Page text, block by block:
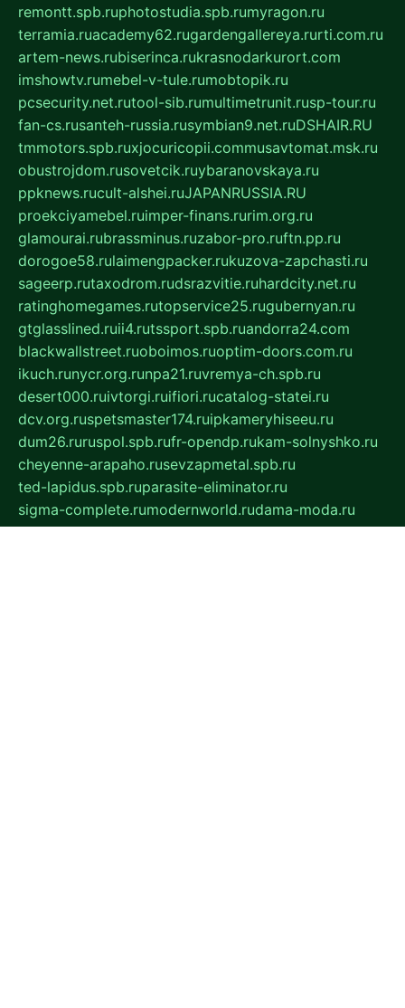
remontt.spb.ruphotostudia.spb.rumyragon.ru
terramia.ruacademy62.rugardengallereya.rurti.com.ru
artem-news.rubiserinca.rukrasnodarkurort.com
imshowtv.rumebel-v-tule.rumobtopik.ru
pcsecurity.net.rutool-sib.rumultimetrunit.rusp-tour.ru
fan-cs.rusanteh-russia.rusymbian9.net.ruDSHAIR.RU
tmmotors.spb.ruxjocuricopii.commusavtomat.msk.ru
obustrojdom.rusovetcik.ruybaranovskaya.ru
ppknews.rucult-alshei.ruJAPANRUSSIA.RU
proekciyamebel.ruimper-finans.rurim.org.ru
glamourai.rubrassminus.ruzabor-pro.ruftn.pp.ru
dorogoe58.rulaimengpacker.rukuzova-zapchasti.ru
sageerp.rutaxodrom.rudsrazvitie.ruhardcity.net.ru
ratinghomegames.rutopservice25.rugubernyan.ru
gtglasslined.ruii4.rutssport.spb.ruandorra24.com
blackwallstreet.ruoboimos.ruoptim-doors.com.ru
ikuch.runycr.org.runpa21.ruvremya-ch.spb.ru
desert000.ruivtorgi.ruifiori.rucatalog-statei.ru
dcv.org.ruspetsmaster174.ruipkameryhiseeu.ru
dum26.ruruspol.spb.rufr-opendp.rukam-solnyshko.ru
cheyenne-arapaho.rusevzapmetal.spb.ru
ted-lapidus.spb.ruparasite-eliminator.ru
sigma-complete.rumodernworld.rudama-moda.ru
eholot-group.rusk-nvkz.ruDRONGOLD.RU